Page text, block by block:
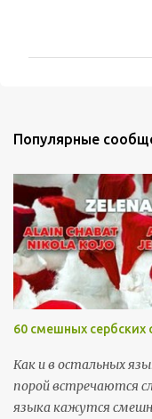
е
т
а
р
и
Популярные
60 смешных сербских
Как и в остальных
порой встречаются
языка кажутся